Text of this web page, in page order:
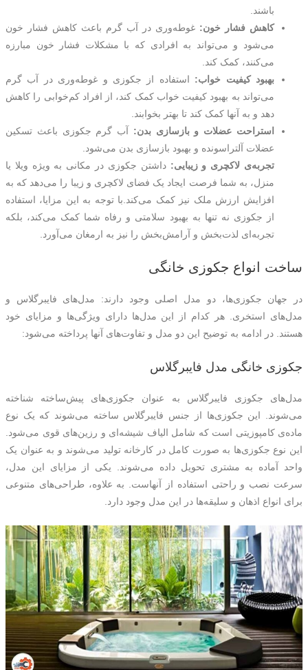
باشند.
کاهش فشار خون: غوطه‌وری در آب گرم باعث کاهش فشار خون
می‌شود و می‌تواند به افرادی که با مشکلات فشار خون مبارزه
می‌کنند، کمک کند.
بهبود کیفیت خواب: استفاده از جکوزی و غوطه‌وری در آب گرم
می‌تواند به بهبود کیفیت خواب کمک کند، از افراد کم‌خوابی را کاهش
دهد و به آنها کمک کند تا بهتر بخوابند.
استراحت عضلات و بازسازی بدن: آب گرم جکوزی باعث تسکین
عضلات آلتراسونده و بهبود بازسازی بدن می‌شود.
تجربه‌ی لاکچری و زیبایی: داشتن جکوزی در مکانی به ویژه ویلا یا
منزل، به شما فرصت ایجاد یک فضای لاکچری و زیبا را می‌دهد که به
افزایش ارزش ملک نیز کمک می‌کند.با توجه به این مزایا، استفاده
از جکوزی نه تنها به بهبود سلامتی و رفاه شما کمک می‌کند، بلکه
تجربه‌ای لذت‌بخش و آرامش‌بخش را نیز به ارمغان می‌آورد.
ساخت انواع جکوزی خانگی
در جهان جکوزی‌ها، دو مدل اصلی وجود دارند: مدل‌های فایبرگلاس و
مدل‌های استخری. هر کدام از این مدل‌ها دارای ویژگی‌ها و مزایای خود
هستند. در ادامه به توضیح این دو مدل و تفاوت‌های آنها پرداخته می‌شود:
جکوزی خانگی مدل فایبرگلاس
مدل‌های جکوزی فایبرگلاس به عنوان جکوزی‌های پیش‌ساخته شناخته
می‌شوند. این جکوزی‌ها از جنس فایبرگلاس ساخته می‌شوند که یک نوع
ماده‌ی کامپوزیتی است که شامل الیاف شیشه‌ای و رزین‌های قوی می‌شود.
این نوع جکوزی‌ها به صورت کامل در کارخانه تولید می‌شوند و به عنوان یک
واحد آماده به مشتری تحویل داده می‌شوند. یکی از مزایای این مدل،
سرعت نصب و راحتی استفاده از آنهاست. به علاوه، طراحی‌های متنوعی
برای انواع اذهان و سلیقه‌ها در این مدل وجود دارد.